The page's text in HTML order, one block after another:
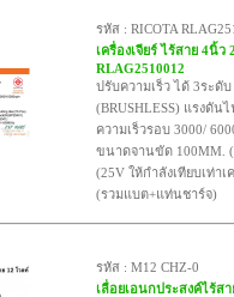
รหัส : RICOTA
เครื่องเจียร์ ไร้สาย 4นิ้ว
RLAG2510012
ปรับความเร็ว ได้ 3ระดั
(BRUSHLESS) แรงดัน
ความเร็วรอบ 3000/
ขนาดจานขัด 100MM.
(25V ให้กำลังเทียบเท่า
(รวมแบต+แท่นชาร์จ)
รหัส : M12 CHZ-0
เลื่อยเอนกประสงค์ไร้ส